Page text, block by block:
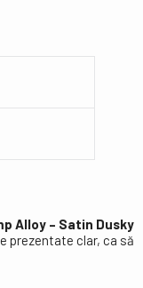
Alloy – Satin Dusky
prezentate clar, ca să